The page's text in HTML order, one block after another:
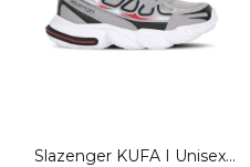
Slazenger KUFA I Unisex